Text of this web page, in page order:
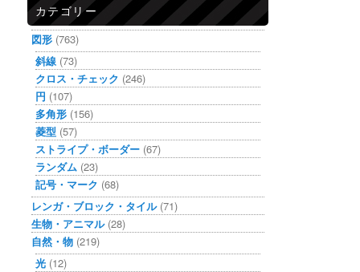
カテゴリー
図形 (763)
斜線 (73)
クロス・チェック (246)
円 (107)
多角形 (156)
菱型 (57)
ストライプ・ボーダー (67)
ランダム (23)
記号・マーク (68)
レンガ・ブロック・タイル(71)
生物・アニマル(28)
自然・物 (219)
光 (12)